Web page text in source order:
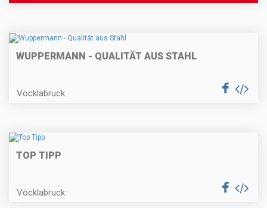
WUPPERMANN - QUALITÄT AUS STAHL
Vöcklabruck
TOP TIPP
Vöcklabruck